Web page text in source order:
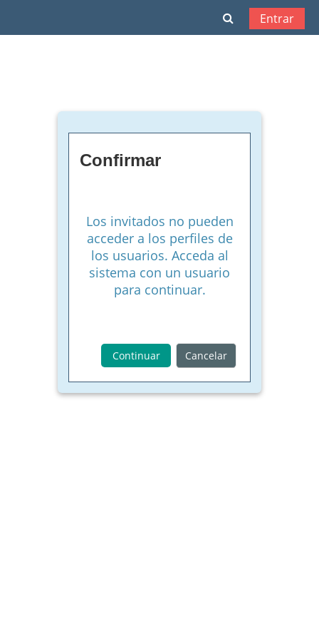
Selector de
Entrar
Confirmar
Los invitados no pueden
acceder a los perfiles de
los usuarios. Acceda al
sistema con un usuario
para continuar.
Continuar Cancelar